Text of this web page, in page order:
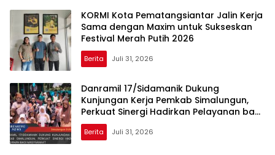
KORMI Kota Pematangsiantar Jalin Kerja
Sama dengan Maxim untuk Sukseskan
Festival Merah Putih 2026
Berita Juli 31, 2026
Danramil 17/Sidamanik Dukung
Kunjungan Kerja Pemkab Simalungun,
Perkuat Sinergi Hadirkan Pelayanan bagi
Masyarakat
Berita Juli 31, 2026